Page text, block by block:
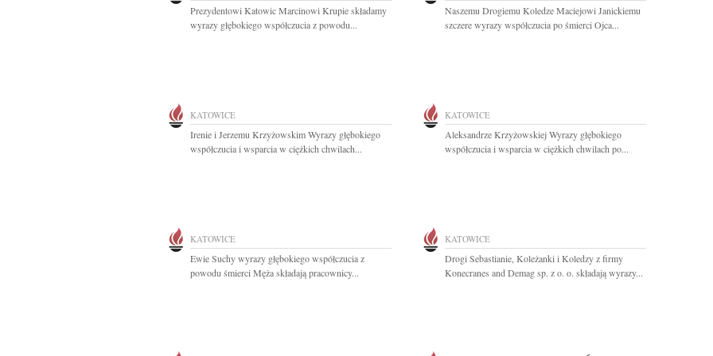
Prezydentowi Katowic Marcinowi Krupie składamy
wyrazy głębokiego współczucia z powodu...
Naszemu Drogiemu Koledze Maciejowi Janickiemu
szczere wyrazy współczucia po śmierci Ojca...
KATOWICE
Irenie i Jerzemu Krzyżowskim Wyrazy głębokiego
współczucia i wsparcia w ciężkich chwilach...
KATOWICE
Aleksandrze Krzyżowskiej Wyrazy głębokiego
współczucia i wsparcia w ciężkich chwilach po...
KATOWICE
Ewie Suchy wyrazy głębokiego współczucia z
powodu śmierci Męża składają pracownicy...
KATOWICE
Drogi Sebastianie, Koleżanki i Koledzy z firmy
Konecranes and Demag sp. z o. o. składają wyrazy...